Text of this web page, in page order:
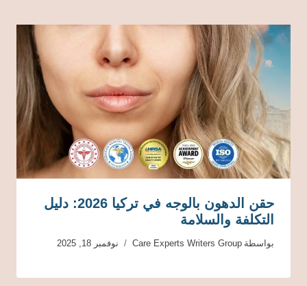
حقن الدهون بالوجه في تركيا 2026: دليل
التكلفة والسلامة
بواسطة Care Experts Writers Group نوفمبر 18, 2025